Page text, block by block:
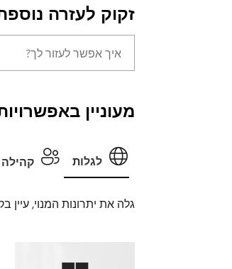
זקוק לעזרה
מעוניין
לגלות קהילה
גלה את יתרונות המנוי,